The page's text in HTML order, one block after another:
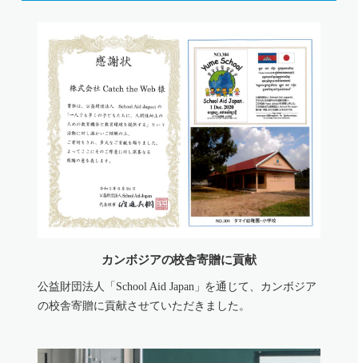
カンボジアの校舎寄贈に貢献
公益財団法人「School Aid Japan」を通じて、カンボジア
の校舎寄贈に貢献させていただきました。